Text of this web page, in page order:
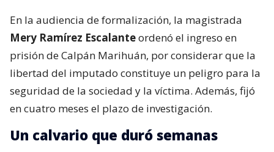
En la audiencia de formalización, la magistrada
Mery Ramírez Escalanteordenó el ingreso en
prisión de Calpán Marihuán, por considerar que la
libertad del imputado constituye un peligro para la
seguridad de la sociedad y la víctima. Además, fijó
en cuatro meses el plazo de investigación.
Un calvario que duró semanas